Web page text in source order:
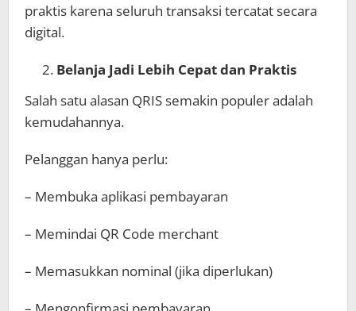
praktis karena seluruh transaksi tercatat secara
digital.
Belanja Jadi Lebih Cepat dan Praktis
Salah satu alasan QRIS semakin populer adalah
kemudahannya.
Pelanggan hanya perlu:
– Membuka aplikasi pembayaran
– Memindai QR Code merchant
– Memasukkan nominal (jika diperlukan)